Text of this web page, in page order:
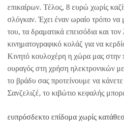
επικαίρων. Τέλος, 8 ευρώ χωρίς
σλόγκαν. Έχει έναν ωραίο τρόπο να
του, τα δραματικά επεισόδια και
κινηματογραφικό κολάζ για να
Κινητό κουλοχέρη η χώρα μας στην
ουραγός στη χρήση ηλεκτρονικών
το βράδυ σας προτείνουμε να
Σανζελιζέ, το κιβώτιο κεφαλής
ευπρόσδεκτο επίδομα χωρίς